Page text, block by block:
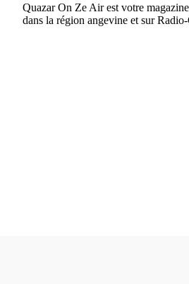
Quazar On Ze Air est votre
dans la région angevine et sur